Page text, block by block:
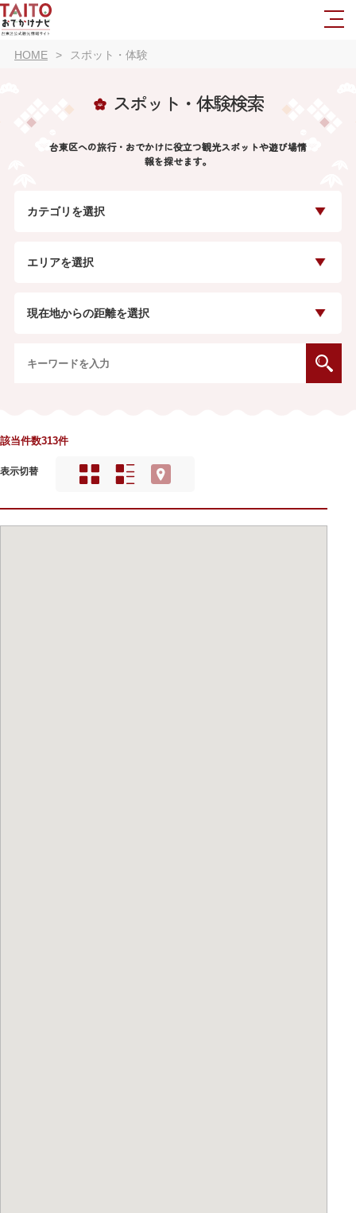
HOME スポット・体験
スポット・体験検索
台東区への旅行・おでかけに役立つ観光スポットや遊び場情
報を探せます。
カテゴリを選択
エリアを選択
現在地からの距離を選択
該当件数313件
表示切替